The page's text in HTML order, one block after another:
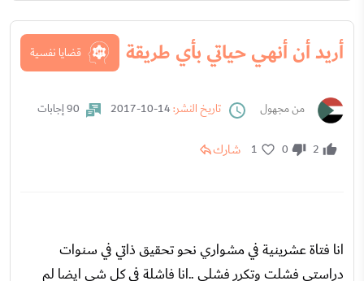
أريد أن أنهي حياتي بأي طريقة قضايا نفسية
من مجهول تاريخ النشر: 90 إجابات
2
0
1 شارك
انا فتاة عشرينية في مشواري نحو تحقيق ذاتي في سنوات
دراستي فشلت وتكرر فشلي ..انا فاشلة في كل شي ايضا لم